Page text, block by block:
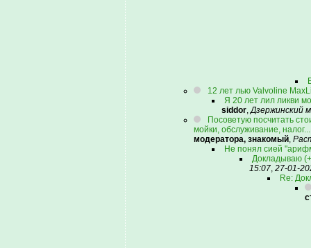
12 лет лью Valvoline
Я 20 лет лил ликви
siddor,Дзержинский
Посоветую посчитать
мойки, обслуживание,
модератора, знакомый,
Не понял сией
Докладываю
15:07, 27-01-
Re: